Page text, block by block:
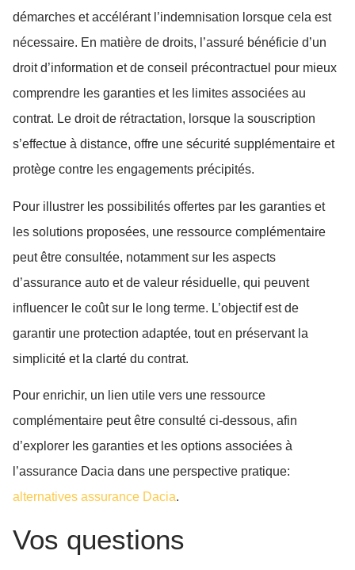
démarches et accélérant l’indemnisation lorsque cela est
nécessaire. En matière de droits, l’assuré bénéficie d’un
droit d’information et de conseil précontractuel pour mieux
comprendre les garanties et les limites associées au
contrat. Le droit de rétractation, lorsque la souscription
s’effectue à distance, offre une sécurité supplémentaire et
protège contre les engagements précipités.
Pour illustrer les possibilités offertes par les garanties et
les solutions proposées, une ressource complémentaire
peut être consultée, notamment sur les aspects
d’assurance auto et de valeur résiduelle, qui peuvent
influencer le coût sur le long terme. L’objectif est de
garantir une protection adaptée, tout en préservant la
simplicité et la clarté du contrat.
Pour enrichir, un lien utile vers une ressource
complémentaire peut être consulté ci-dessous, afin
d’explorer les garanties et les options associées à
l’assurance Dacia dans une perspective pratique:
alternatives assurance Dacia.
Vos questions